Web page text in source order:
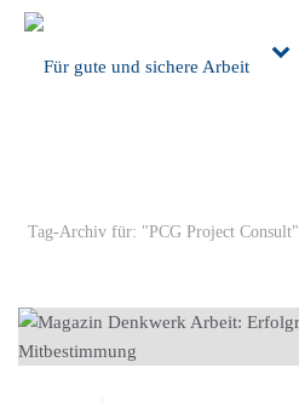
Tag-Archiv für: "PCG Project Consult"